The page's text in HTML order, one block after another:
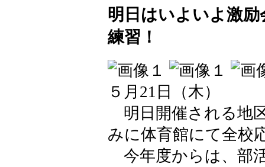
明日はいよいよ激
練習！
５月21日（木）
明日開催される地
みに体育館にて全校
今年度からは、部